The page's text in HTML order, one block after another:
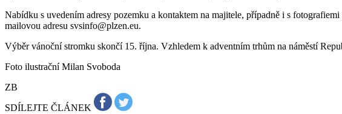
Nabídku s uvedením adresy pozemku a kontaktem na majitele, případně i s
mailovou adresu svsinfo@plzen.eu.
Výběr vánoční stromku skončí 15. října. Vzhledem k adventním trhům na náměstí
Foto ilustrační Milan Svoboda
ZB
SDÍLEJTE ČLÁNEK